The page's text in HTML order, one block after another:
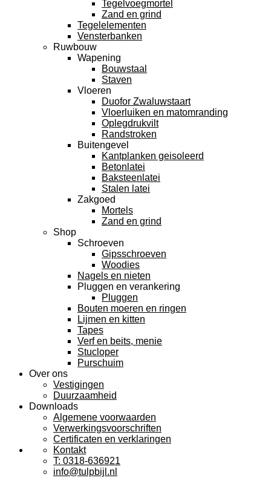
Tegelvoegmortel
Zand en grind
Tegelelementen
Vensterbanken
Ruwbouw
Wapening
Bouwstaal
Staven
Vloeren
Duofor Zwaluwstaart
Vloerluiken en matomranding
Oplegdrukvilt
Randstroken
Buitengevel
Kantplanken geisoleerd
Betonlatei
Baksteenlatei
Stalen latei
Zakgoed
Mortels
Zand en grind
Shop
Schroeven
Gipsschroeven
Woodies
Nagels en nieten
Pluggen en verankering
Pluggen
Bouten moeren en ringen
Lijmen en kitten
Tapes
Verf en beits, menie
Stucloper
Purschuim
Over ons
Vestigingen
Duurzaamheid
Downloads
Algemene voorwaarden
Verwerkingsvoorschriften
Certificaten en verklaringen
Kontakt
T: 0318-636921
info@tulpbijl.nl